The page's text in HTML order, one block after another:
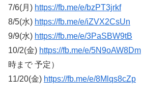
7/6(月) https://fb.me/e/bzPT3jrkf
8/5(水) https://fb.me/e/iZVX2CsUn
9/9(水) https://fb.me/e/3PaSBW9tB
10/2(金) https://fb.me/e/5N9oAW8Dm
時まで 予定）
11/20(金) https://fb.me/e/8Mlqs8cZp